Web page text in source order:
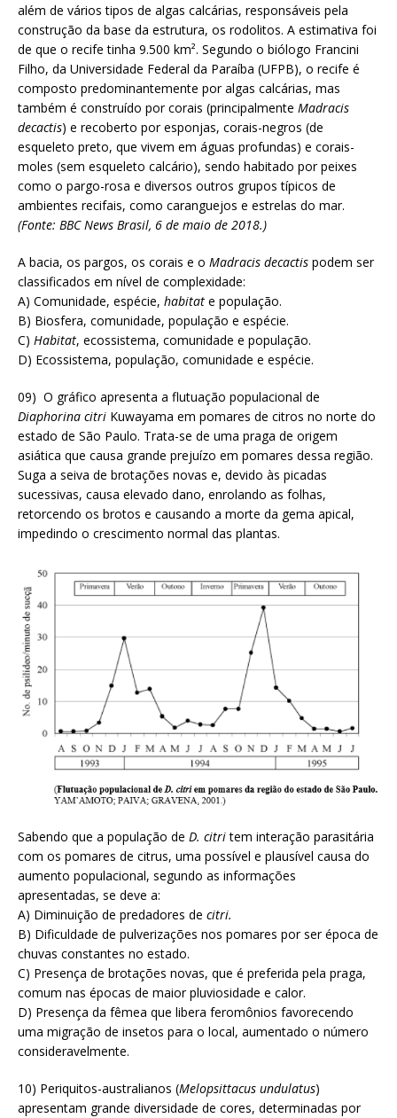
além de vários tipos de algas calcárias, responsáveis pela
construção da base da estrutura, os rodolitos. A estimativa foi
de que o recife tinha 9.500 km². Segundo o biólogo Francini
Filho, da Universidade Federal da Paraíba (UFPB), o recife é
composto predominantemente por algas calcárias, mas
também é construído por corais (principalmente Madracis
decactis) e recoberto por esponjas, corais-negros (de
esqueleto preto, que vivem em águas profundas) e corais-
moles (sem esqueleto calcário), sendo habitado por peixes
como o pargo-rosa e diversos outros grupos típicos de
ambientes recifais, como caranguejos e estrelas do mar.
(Fonte: BBC News Brasil, 6 de maio de 2018.)
A bacia, os pargos, os corais e o Madracis decactis podem ser
classificados em nível de complexidade:
A) Comunidade, espécie, habitat e população.
B) Biosfera, comunidade, população e espécie.
C) Habitat, ecossistema, comunidade e população.
D) Ecossistema, população, comunidade e espécie.
09) O gráfico apresenta a flutuação populacional de
Diaphorina citri Kuwayama em pomares de citros no norte do
estado de São Paulo. Trata-se de uma praga de origem
asiática que causa grande prejuízo em pomares dessa região.
Suga a seiva de brotações novas e, devido às picadas
sucessivas, causa elevado dano, enrolando as folhas,
retorcendo os brotos e causando a morte da gema apical,
impedindo o crescimento normal das plantas.
Sabendo que a população de D. citritem interação parasitária
com os pomares de citrus, uma possível e plausível causa do
aumento populacional, segundo as informações
apresentadas, se deve a:
A) Diminuição de predadores de citri.
B) Dificuldade de pulverizações nos pomares por ser época de
chuvas constantes no estado.
C) Presença de brotações novas, que é preferida pela praga,
comum nas épocas de maior pluviosidade e calor.
D) Presença da fêmea que libera feromônios favorecendo
uma migração de insetos para o local, aumentado o número
consideravelmente.
10) Periquitos-australianos (Melopsittacus undulatus)
apresentam grande diversidade de cores, determinadas por